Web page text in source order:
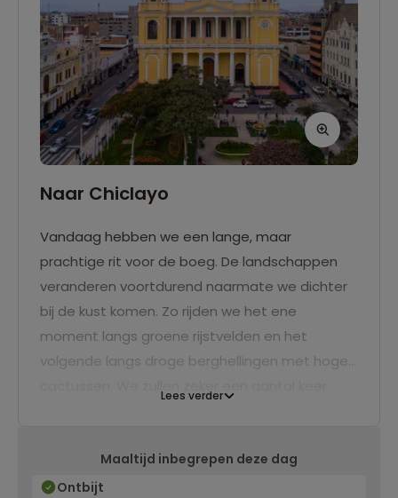
Naar Chiclayo
Vandaag hebben we een lange, maar
prachtige rit voor de boeg. De landschappen
veranderen voortdurend naarmate we dichter
bij de kust komen. Zo rijden we het ene
moment langs groene rijstvelden en het
volgende langs droge berghellingen met hoge
rand van de stad ligt de Mercado Modelo,
waarin zich ook de Mercado de Brujos bevindt,
Lees verder
Maaltijd inbegrepen deze dag
Ontbijt